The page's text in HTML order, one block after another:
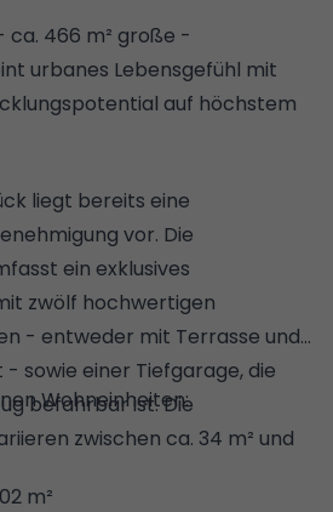
ca. 466 m² große -
urbanes Lebensgefühl mit
auf höchstem
liegt bereits eine
vor. Die
ein exklusives
zwölf hochwertigen
- entweder mit Terrasse und
sowie einer Tiefgarage, die
befahrbar ist. Die
zwischen ca. 34 m² und
Wohneinheiten:
m²